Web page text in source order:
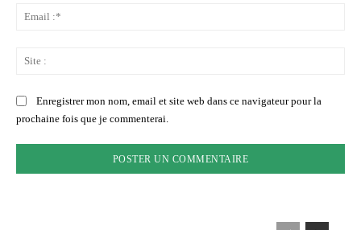
Enregistrer mon nom, email et site web dans ce navigateur pour la
prochaine fois que je commenterai.